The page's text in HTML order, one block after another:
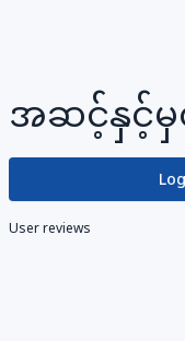
အဆင့်နှင့်မှ
User reviews